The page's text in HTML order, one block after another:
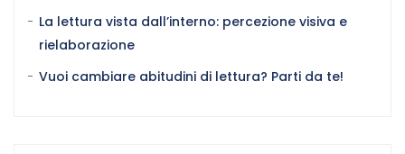
La lettura vista dall’interno: percezione visiva e
rielaborazione
Vuoi cambiare abitudini di lettura? Parti da te!